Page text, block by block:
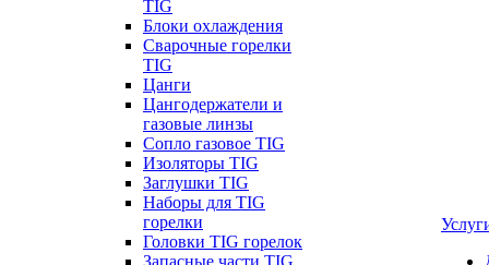
TIG
Блоки охлаждения
Сварочные горелки
TIG
Цанги
Цангодержатели и
газовые линзы
Сопло газовое TIG
Изоляторы TIG
Заглушки TIG
Наборы для TIG
горелки
Головки TIG горелок
Запасные части TIG